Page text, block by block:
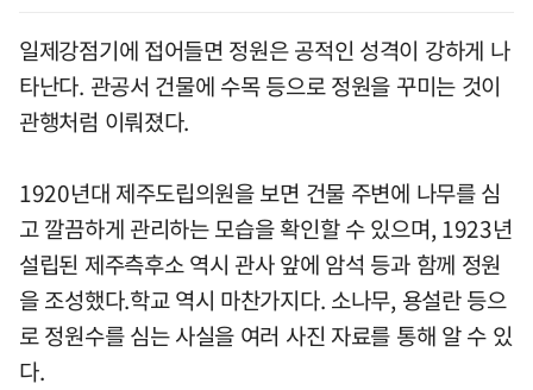
일제강점기에 접어들면 정원은 공적인 성격이 강하게 나
타난다. 관공서 건물에 수목 등으로 정원을 꾸미는 것이
관행처럼 이뤄졌다.
1920년대 제주도립의원을 보면 건물 주변에 나무를 심
고 깔끔하게 관리하는 모습을 확인할 수 있으며, 1923년
설립된 제주측후소 역시 관사 앞에 암석 등과 함께 정원
을 조성했다.학교 역시 마찬가지다. 소나무, 용설란 등으
로 정원수를 심는 사실을 여러 사진 자료를 통해 알 수 있
다.